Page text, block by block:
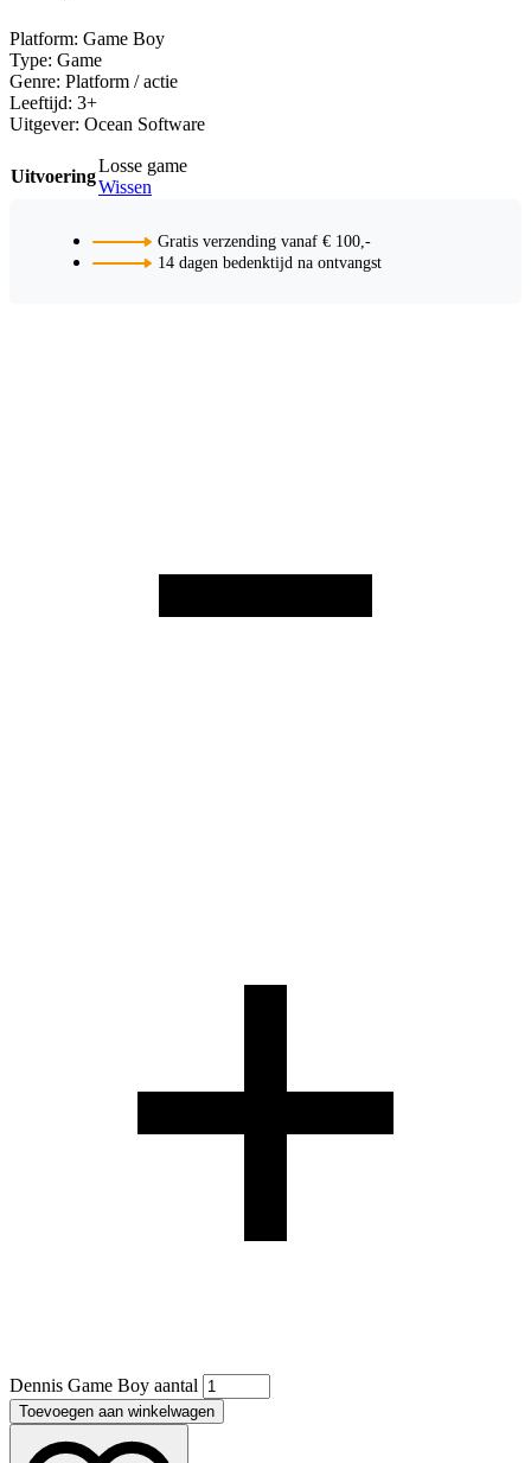
Platform: Game Boy
Type: Game
Genre: Platform / actie
Leeftijd: 3+
Uitgever: Ocean Software
Uitvoering
Losse game
Wissen
Gratis verzending vanaf € 100,-
14 dagen bedenktijd na ontvangst
Dennis Game Boy aantal
Toevoegen aan winkelwagen